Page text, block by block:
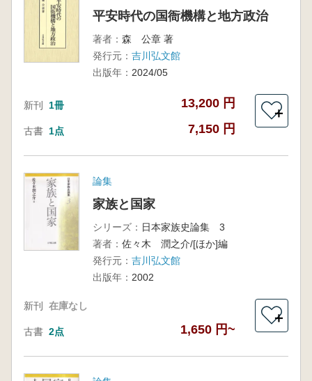
平安時代の国衙機構と地方政治
著者： 森 公章 著
発行元： 吉川弘文館
出版年： 2024/05
新刊 1冊 13,200 円
古書 1点 7,150 円
＋
論集
家族と国家
シリーズ： 日本家族史論集 3
著者： 佐々木 潤之介/[ほか]編
発行元： 吉川弘文館
出版年： 2002
新刊 在庫なし
古書 2点 1,650 円~
＋